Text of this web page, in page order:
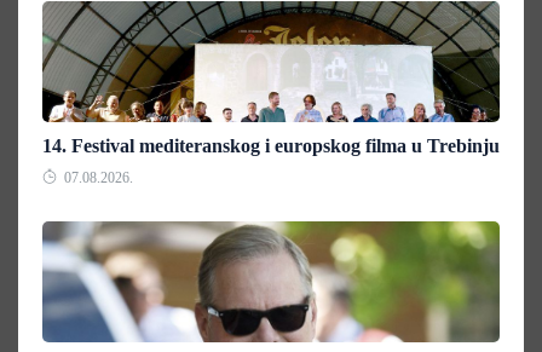
14. Festival mediteranskog i europskog filma u Trebinju
07.08.2026.